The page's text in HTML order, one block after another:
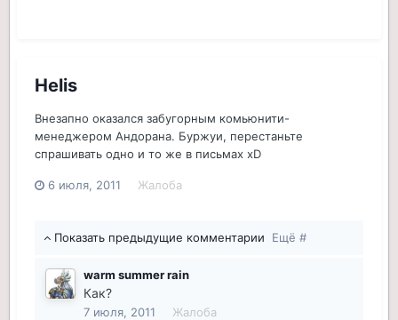
Helis
Внезапно оказался забугорным комьюнити-
менеджером Андорана. Буржуи, перестаньте
спрашивать одно и то же в письмах xD
6 июля, 2011 Жалоба
Показать предыдущие комментарии Ещё #
warm summer rain
Как?
7 июля, 2011 Жалоба